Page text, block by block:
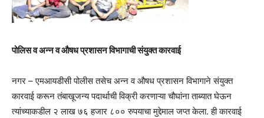
पोलिस व अन्न व औषध प्रशासन विभागाची संयुक्त कारवाई
नगर – एमआयडीसी पोलीस तसेच अन्न व औषध प्रशासन विभागाने संयुक्त
कारवाई करून तंबाखूजन्य पदार्थाची विक्री करणाऱ्या चौघांना ताब्यात घेऊन
त्यांच्याकडील २ लाख ७६ हजार ८०० रुपयाचा मुद्देमाल जप्त केला. ही कारवाई